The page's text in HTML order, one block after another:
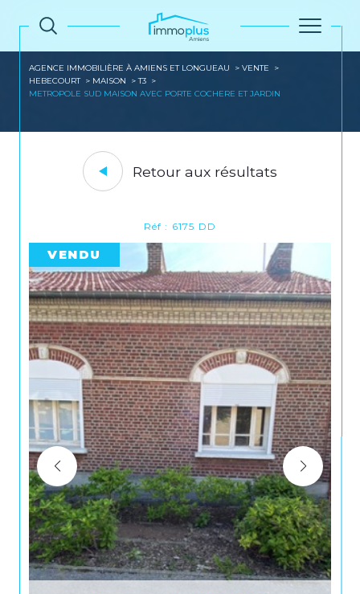
AGENCE IMMOBILIÈRE À AMIENS ET LONGUEAU
VENTE
HEBECOURT
MAISON
T3
METROPOLE SUD MAISON AVEC PORTE COCHERE ET JARDIN
Retour aux résultats
Réf : 6175 DD
VENDU